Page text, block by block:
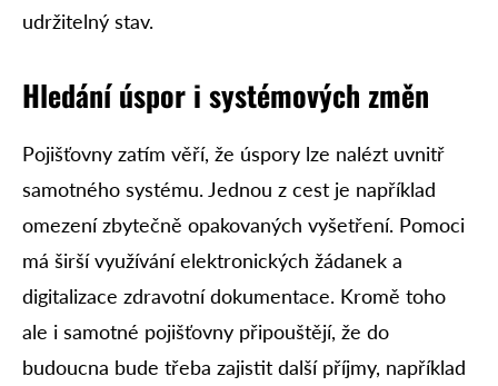
udržitelný stav.
Hledání úspor i systémových změn
Pojišťovny zatím věří, že úspory lze nalézt uvnitř
samotného systému. Jednou z cest je například
omezení zbytečně opakovaných vyšetření. Pomoci
má širší využívání elektronických žádanek a
digitalizace zdravotní dokumentace. Kromě toho
ale i samotné pojišťovny připouštějí, že do
budoucna bude třeba zajistit další příjmy, například